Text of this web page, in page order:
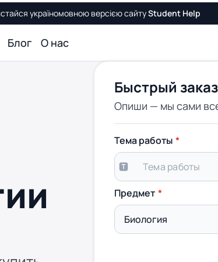
україномовною версією сайтуStudent Help
Блог О нас
Быстрый заказ
Опиши — мы сами
Тема работы
Предмет